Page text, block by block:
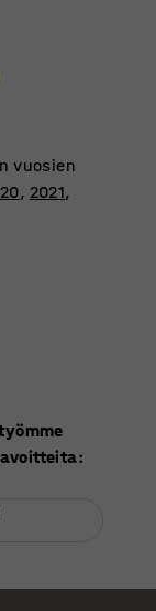
vuosien
, 2021,